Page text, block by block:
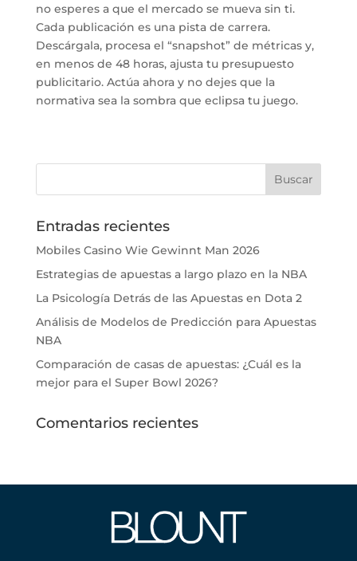
no esperes a que el mercado se mueva sin ti.
Cada publicación es una pista de carrera.
Descárgala, procesa el “snapshot” de métricas y,
en menos de 48 horas, ajusta tu presupuesto
publicitario. Actúa ahora y no dejes que la
normativa sea la sombra que eclipsa tu juego.
Entradas recientes
Mobiles Casino Wie Gewinnt Man 2026
Estrategias de apuestas a largo plazo en la NBA
La Psicología Detrás de las Apuestas en Dota 2
Análisis de Modelos de Predicción para Apuestas
NBA
Comparación de casas de apuestas: ¿Cuál es la
mejor para el Super Bowl 2026?
Comentarios recientes